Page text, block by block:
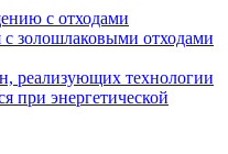
с отходами
золошлаковыми отходами
реализующих технологии
энергетической